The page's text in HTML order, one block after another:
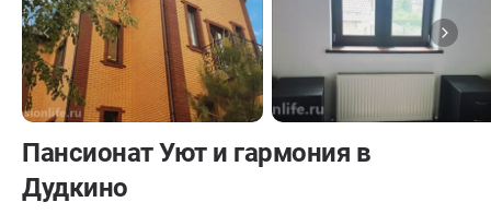
Пансионат Уют и гармония в
Дудкино